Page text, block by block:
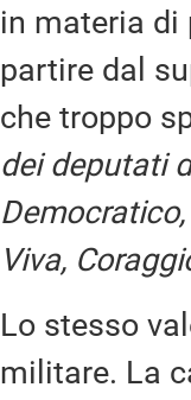
in materia di
partire dal
che troppo
dei deputati
Viva,
Lo stesso
militare. La